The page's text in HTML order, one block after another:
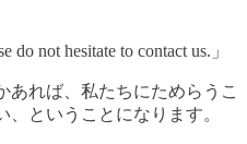
do not hesitate to contact us.」
あれば、私たちにためらうこ
ということになります。